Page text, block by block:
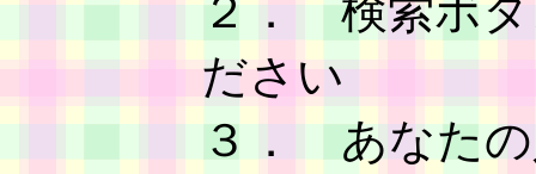
２． 検索ボタ
ださい
３． あなたの